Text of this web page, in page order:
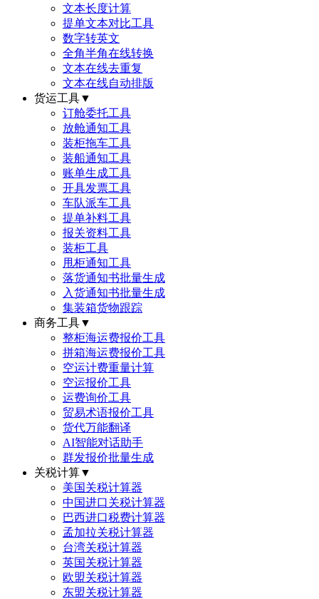
文本长度计算
提单文本对比工具
数字转英文
全角半角在线转换
文本在线去重复
文本在线自动排版
货运工具▼
订舱委托工具
放舱通知工具
装柜拖车工具
装船通知工具
账单生成工具
开具发票工具
车队派车工具
提单补料工具
报关资料工具
装柜工具
甩柜通知工具
落货通知书批量生成
入货通知书批量生成
集装箱货物跟踪
商务工具▼
整柜海运费报价工具
拼箱海运费报价工具
空运计费重量计算
空运报价工具
运费询价工具
贸易术语报价工具
货代万能翻译
AI智能对话助手
群发报价批量生成
关税计算▼
美国关税计算器
中国进口关税计算器
巴西进口税费计算器
孟加拉关税计算器
台湾关税计算器
英国关税计算器
欧盟关税计算器
东盟关税计算器